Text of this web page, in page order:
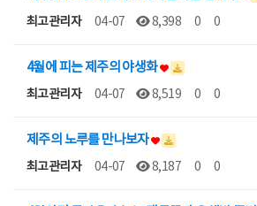
최고관리자 04-07 8,398 0 0
4월에 피는 제주의 야생화
최고관리자 04-07 8,519 0 0
제주의 노루를 만나보자
최고관리자 04-07 8,187 0 0